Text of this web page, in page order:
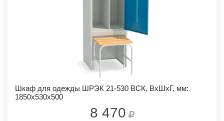
Шкаф для одежды ШРЭК 21-530 ВСК, ВхШхГ, мм:
1850х530х500
8 470